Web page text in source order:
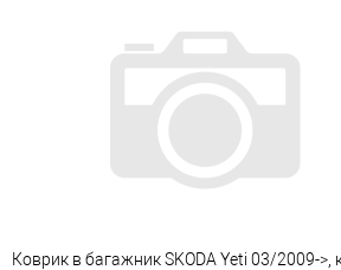
Купить в 1 клик
Сравнение
Под заказ
Коврик в багажник SKODA Yeti 03/2009->,